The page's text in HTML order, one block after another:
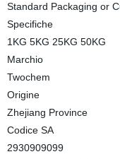
Standard Packaging or
Specifiche
1KG 5KG 25KG 50KG
Marchio
Twochem
Origine
Zhejiang Province
Codice SA
2930909099